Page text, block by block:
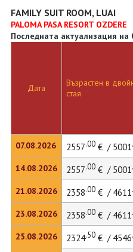
FAMILY SUIT ROOM, LUAI
PALOMA PASA RESORT OZDERE
Последната актуализация на
Дата
07.08.2026
14.08.2026
21.08.2026
23.08.2026
25.08.2026
Възрастен в
стая
2557.00€ / 5001
2557.00€ / 5001
2358.00€ / 4611
2358.00€ / 4611
2324.50€ / 4546